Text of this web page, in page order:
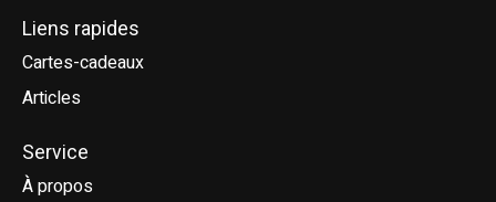
Liens rapides
Cartes-cadeaux
Articles
Service
À propos